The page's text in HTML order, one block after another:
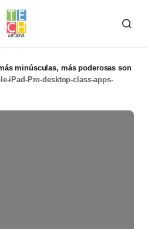
minúsculas, más poderosas son
iPad-Pro-desktop-class-apps-